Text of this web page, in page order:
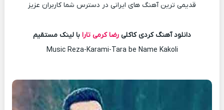
قدیمی ترین آهنگ های ایرانی در دسترس شما کاربران عزیز
دانلود آهنگ کردی کاکلی رضا کرمی تارا با لینک مستقیم
Music Reza-Karami-Tara be Name Kakoli